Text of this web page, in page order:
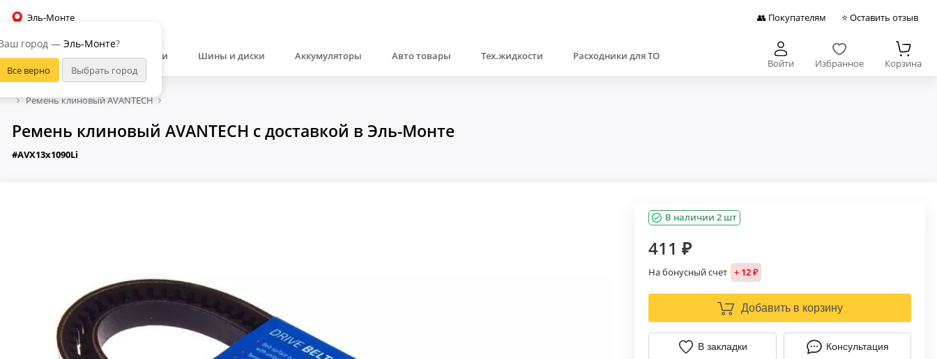
Эль-Монте
город — Эль-Монте?
👥 Покупателям ⭐ Оставить отзыв
Автозапчасти Шины и диски Аккумуляторы Авто товары Тех.жидкости Расходники для ТО
Войти Избранное Корзина
Ремень клиновый AVANTECH
Ремень клиновый AVANTECH с доставкой в Эль-Монте
#AVX13x1090Li
В наличии 2 шт
411 ₽
На бонусный счет + 12 ₽
Добавить в корзину
В закладки Консультация